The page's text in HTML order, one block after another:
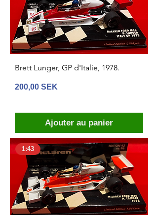
Brett Lunger, GP d'Italie, 1978.
Prix
200,00 SEK
Ajouter au panier
1:43